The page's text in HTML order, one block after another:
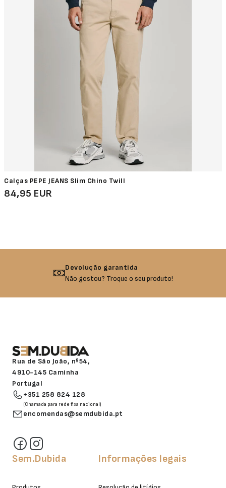
Calças PEPE JEANS Slim Chino Twill
84,95 EUR
Devolução garantida
Não gostou? Troque o seu produto!
Rua de São João, nº54,
4910-145 Caminha
Portugal
+351 258 824 128
(Chamada para rede fixa nacional)
encomendas@semdubida.pt
Sem.Dubida Informações legais